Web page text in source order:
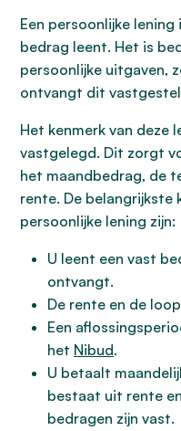
Een persoonlijke
bedrag leent. Het is
persoonlijke uitgaven,
ontvangt dit
Het kenmerk van deze
vastgelegd. Dit zorgt
het maandbedrag, de
rente. De belangrijkste
persoonlijke lening zijn:
U leent een vast
ontvangt.
De rente en de
Een
het Nibud.
U betaalt
bestaat uit rente
bedragen zijn vast.